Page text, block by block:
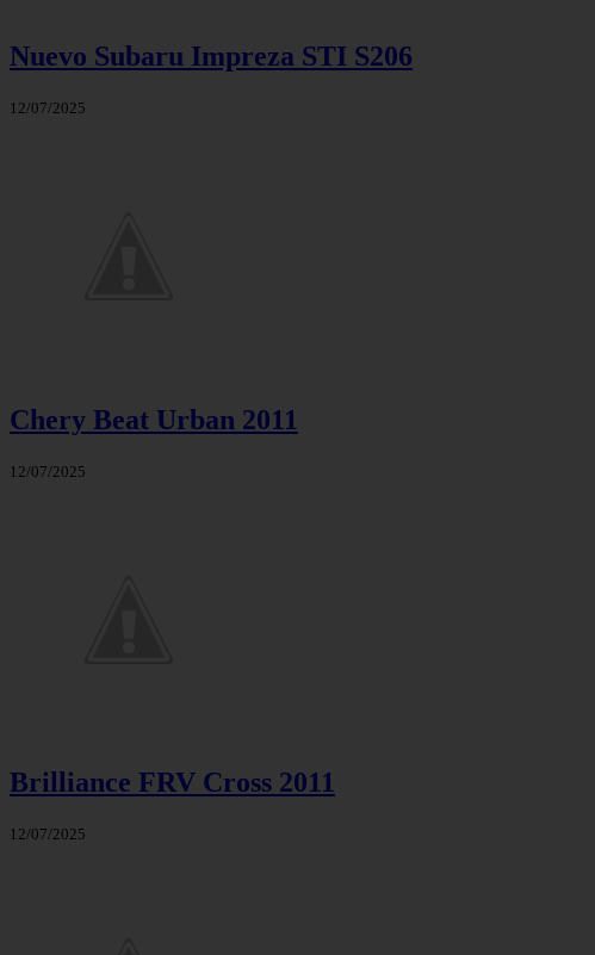
Nuevo Subaru Impreza STI S206
12/07/2025
Chery Beat Urban 2011
12/07/2025
Brilliance FRV Cross 2011
12/07/2025